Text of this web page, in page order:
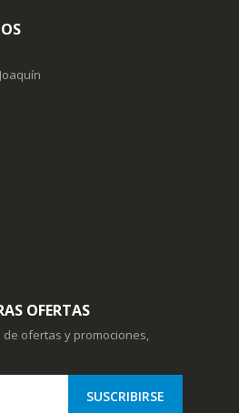
OFERTAS
de ofertas y promociones,